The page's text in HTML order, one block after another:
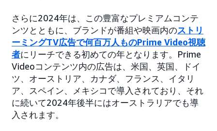
さらに2024年は、この豊富なプレミアムコンテ
ンツとともに、ブランドが番組や映画内のストリ
ーミングTV広告で何百万人ものPrime Video視聴
者にリーチできる初めての年となります。Prime
Videoコンテンツ内の広告は、米国、英国、ドイ
ツ、オーストリア、カナダ、フランス、イタリ
ア、スペイン、メキシコで導入されており、それ
に続いて2024年後半にはオーストラリアでも導
入されます。